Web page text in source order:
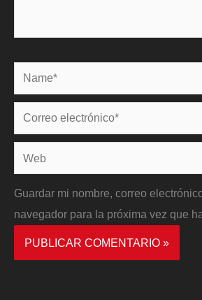
Name*
Correo
electrónico*
Web
Guardar mi nombre, correo
navegador para la próxima vez que